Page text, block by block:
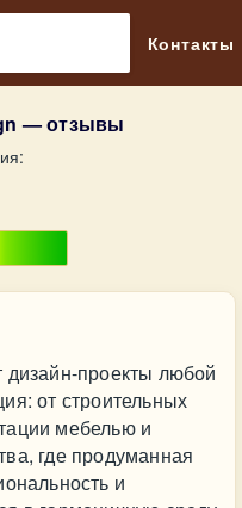
Контакты
— отзывы
проекты любой
от строительных
мебелью и
где продуманная
и